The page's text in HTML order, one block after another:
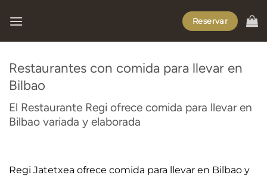
Reservar
Restaurantes con comida para llevar en
Bilbao
El Restaurante Regi ofrece comida para llevar en
Bilbao variada y elaborada
Regi Jatetxea ofrece comida para llevar en Bilbao y